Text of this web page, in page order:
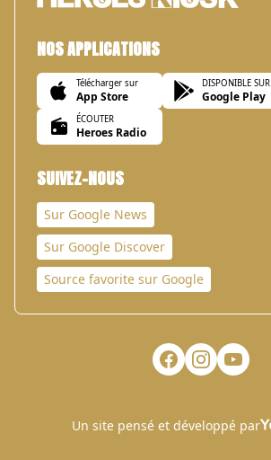
NOS APPLICATIONS
Télécharger sur
App Store
DISPONIBLE SUR
Google Play
ÉCOUTER
Heroes Radio
SUIVEZ-NOUS
Sur Google News
Sur Google Discover
Source favorite sur Google
Un site pensé et développé par